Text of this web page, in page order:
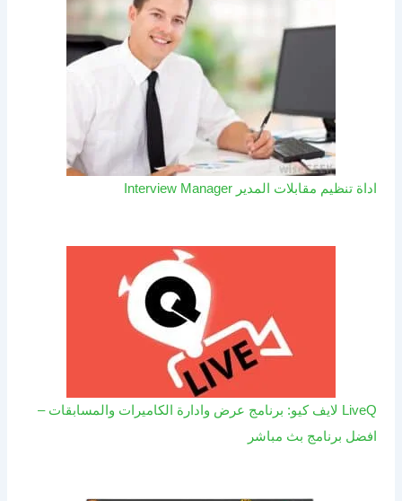
اداة تنظيم مقابلات المدير Interview Manager
LiveQ لايف كيو: برنامج عرض وادارة الكاميرات والمسابقات –
افضل برنامج بث مباشر